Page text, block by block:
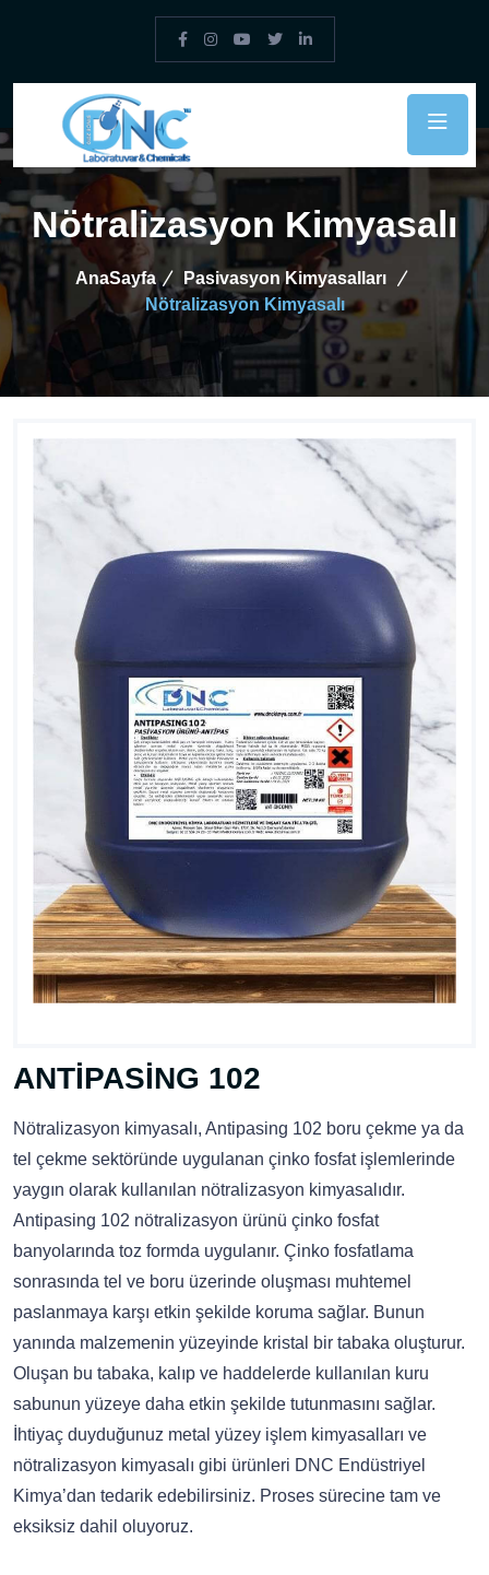
Nötralizasyon Kimyasalı
AnaSayfa
Pasivasyon Kimyasalları
Nötralizasyon Kimyasalı
ANTİPASİNG 102
Nötralizasyon kimyasalı, Antipasing 102 boru çekme ya da
tel çekme sektöründe uygulanan çinko fosfat işlemlerinde
yaygın olarak kullanılan nötralizasyon kimyasalıdır.
Antipasing 102 nötralizasyon ürünü çinko fosfat
banyolarında toz formda uygulanır. Çinko fosfatlama
sonrasında tel ve boru üzerinde oluşması muhtemel
paslanmaya karşı etkin şekilde koruma sağlar. Bunun
yanında malzemenin yüzeyinde kristal bir tabaka oluşturur.
Oluşan bu tabaka, kalıp ve haddelerde kullanılan kuru
sabunun yüzeye daha etkin şekilde tutunmasını sağlar.
İhtiyaç duyduğunuz metal yüzey işlem kimyasalları ve
nötralizasyon kimyasalı gibi ürünleri DNC Endüstriyel
Kimya’dan tedarik edebilirsiniz. Proses sürecine tam ve
eksiksiz dahil oluyoruz.